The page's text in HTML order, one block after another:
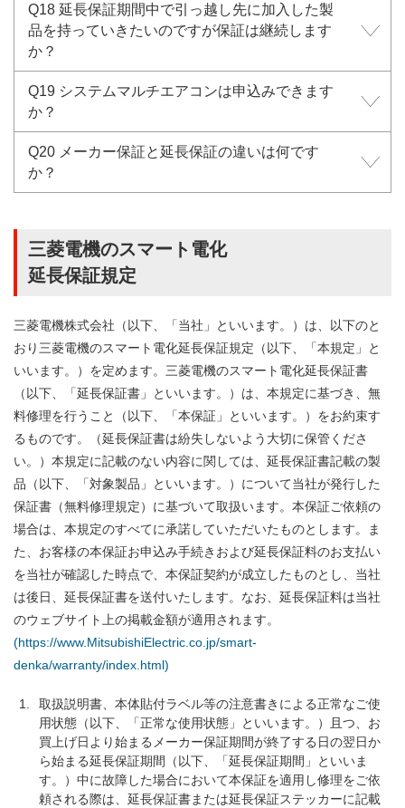
Q18 延長保証期間中で引っ越し先に加入した製
品を持っていきたいのですが保証は継続します
か？
Q19 システムマルチエアコンは申込みできます
か？
Q20 メーカー保証と延長保証の違いは何です
か？
三菱電機のスマート電化
延長保証規定
三菱電機株式会社（以下、「当社」といいます。）は、以下のと
おり三菱電機のスマート電化延長保証規定（以下、「本規定」と
いいます。）を定めます。三菱電機のスマート電化延長保証書
（以下、「延長保証書」といいます。）は、本規定に基づき、無
料修理を行うこと（以下、「本保証」といいます。）をお約束す
るものです。（延長保証書は紛失しないよう大切に保管くださ
い。）本規定に記載のない内容に関しては、延長保証書記載の製
品（以下、「対象製品」といいます。）について当社が発行した
保証書（無料修理規定）に基づいて取扱います。本保証ご依頼の
場合は、本規定のすべてに承諾していただいたものとします。ま
た、お客様の本保証お申込み手続きおよび延長保証料のお支払い
を当社が確認した時点で、本保証契約が成立したものとし、当社
は後日、延長保証書を送付いたします。なお、延長保証料は当社
のウェブサイト上の掲載金額が適用されます。
(https://www.MitsubishiElectric.co.jp/smart-
denka/warranty/index.html)
取扱説明書、本体貼付ラベル等の注意書きによる正常なご使
用状態（以下、「正常な使用状態」といいます。）且つ、お
買上げ日より始まるメーカー保証期間が終了する日の翌日か
ら始まる延長保証期間（以下、「延長保証期間」といいま
す。）中に故障した場合において本保証を適用し修理をご依
頼される際は、延長保証書または延長保証ステッカーに記載